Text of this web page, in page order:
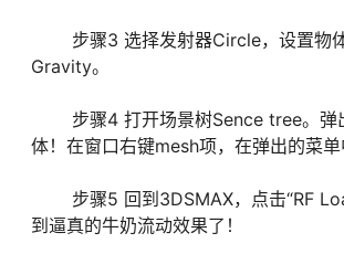
步骤3 选择发射器Circle，设置物体
Gravity。
步骤4 打开场景树Sence tree。弹出
体！在窗口右键mesh项，在弹出的菜
步骤5 回到3DSMAX，点击“RF
到逼真的牛奶流动效果了！